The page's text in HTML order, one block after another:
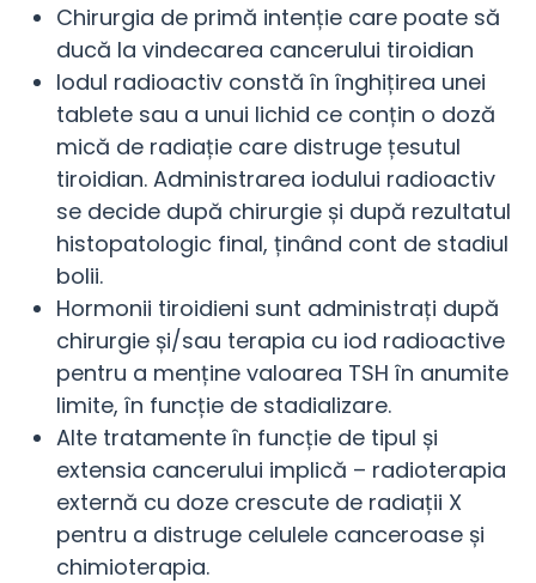
Chirurgia de primă intenție care poate să
ducă la vindecarea cancerului tiroidian
Iodul radioactiv constă în înghițirea unei
tablete sau a unui lichid ce conțin o doză
mică de radiație care distruge țesutul
tiroidian. Administrarea iodului radioactiv
se decide după chirurgie și după rezultatul
histopatologic final, ținând cont de stadiul
bolii.
Hormonii tiroidieni sunt administrați după
chirurgie și/sau terapia cu iod radioactive
pentru a menține valoarea TSH în anumite
limite, în funcție de stadializare.
Alte tratamente în funcție de tipul și
extensia cancerului implică – radioterapia
externă cu doze crescute de radiații X
pentru a distruge celulele canceroase și
chimioterapia.